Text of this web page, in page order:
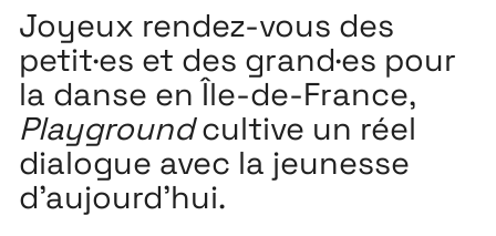
Joyeux rendez-vous des
petit·es et des grand·es pour
la danse en Île-de-France,
Playgroundcultive un réel
dialogue avec la jeunesse
d’aujourd’hui.